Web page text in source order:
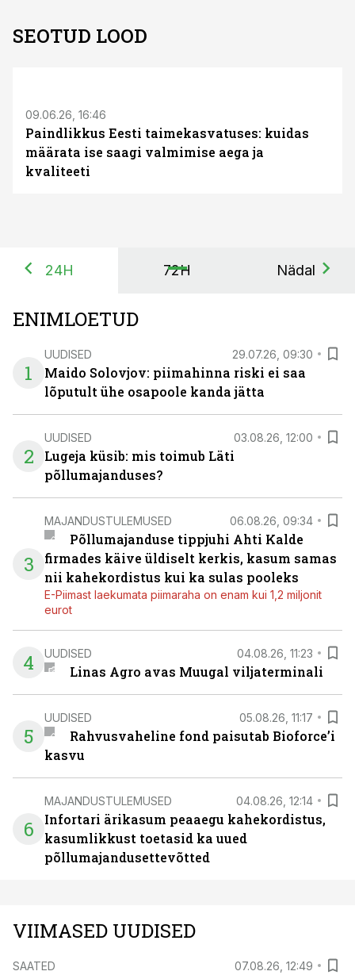
SEOTUD LOOD
09.06.26, 16:46
Paindlikkus Eesti taimekasvatuses: kuidas
määrata ise saagi valmimise aega ja
kvaliteeti
24H 72H Nädal
ENIMLOETUD
1
UUDISED 29.07.26, 09:30
Maido Solovjov: piimahinna riski ei saa
lõputult ühe osapoole kanda jätta
2
UUDISED 03.08.26, 12:00
Lugeja küsib: mis toimub Läti
põllumajanduses?
3
MAJANDUSTULEMUSED 06.08.26, 09:34
Põllumajanduse tippjuhi Ahti Kalde
firmades käive üldiselt kerkis, kasum samas
nii kahekordistus kui ka sulas pooleks
E-Piimast laekumata piimaraha on enam kui 1,2 miljonit
eurot
4 UUDISED 04.08.26, 11:23
Linas Agro avas Muugal viljaterminali
5
UUDISED 05.08.26, 11:17
Rahvusvaheline fond paisutab Bioforce’i
kasvu
6
MAJANDUSTULEMUSED 04.08.26, 12:14
Infortari ärikasum peaaegu kahekordistus,
kasumlikkust toetasid ka uued
põllumajandusettevõtted
VIIMASED UUDISED
SAATED 07.08.26, 12:49